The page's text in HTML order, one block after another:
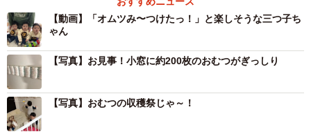
【動画】「オムツみ〜つけたっ！」と楽しそうな三つ子ち
ゃん
【写真】お見事！小窓に約200枚のおむつがぎっしり
【写真】おむつの収穫祭じゃ～！